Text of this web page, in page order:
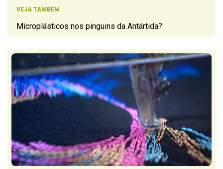
VEJA TAMBÉM
Microplásticos nos pinguins da Antártida?